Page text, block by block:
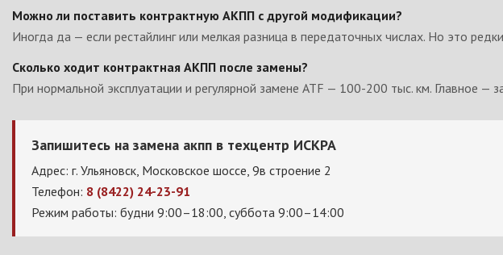
Можно ли поставить контрактную АКПП с другой модификации?
Иногда да — если рестайлинг или мелкая разница в передаточных числах. Но это
Сколько ходит контрактная АКПП после замены?
При нормальной эксплуатации и регулярной замене ATF — 100-200 тыс. км. Главное —
Запишитесь на замена акпп в техцентр ИСКРА
Адрес: г. Ульяновск, Московское шоссе, 9в строение 2
Телефон: 8 (8422) 24-23-91
Режим работы: будни 9:00–18:00, суббота 9:00–14:00